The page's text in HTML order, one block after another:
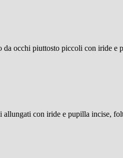
da occhi piuttosto piccoli con iride e
con iride e pupilla incise,